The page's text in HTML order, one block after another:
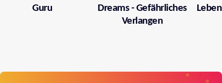
Guru
Dreams - Gefährliches
Verlangen